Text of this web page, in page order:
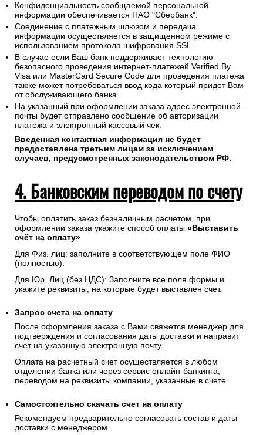
Конфиденциальность сообщаемой персональной
информации обеспечивается ПАО "Сбербанк".
Соединение с платежным шлюзом и передача
информации осуществляется в защищенном режиме с
использованием протокола шифрования SSL.
В случае если Ваш банк поддерживает технологию
безопасного проведения интернет-платежей Verified By
Visa или MasterCard Secure Code для проведения платежа
также может потребоваться ввод кода который придет Вам
от обслуживающего банка.
На указанный при оформлении заказа адрес электронной
почты будет отправлено сообщение об авторизации
платежа и электронный кассовый чек.
Введенная контактная информация не будет
предоставлена третьим лицам за исключением
случаев, предусмотренных законодательством РФ.
4. Банковским переводом по счету
Чтобы оплатить заказ безналичным расчетом, при
оформлении заказа укажите способ оплаты «Выставить
счёт на оплату»
Для Физ. лиц: заполните в соответствующем поле ФИО
(полностью).
Для Юр. Лиц (без НДС): Заполните все поля формы и
укажите реквизиты, на которые будет выставлен счет.
Запрос счета на оплату
После оформления заказа с Вами свяжется менеджер для
подтверждения и согласования даты доставки и направит
счет на указанную электронную почту.
Оплата на расчетный счет осуществляется в любом
отделении банка или через сервис онлайн-банкинга,
переводом на реквизиты компании, указанные в счете.
Самостоятельно скачать счет на оплату
Рекомендуем предварительно согласовать состав и даты
доставки с менеджером.